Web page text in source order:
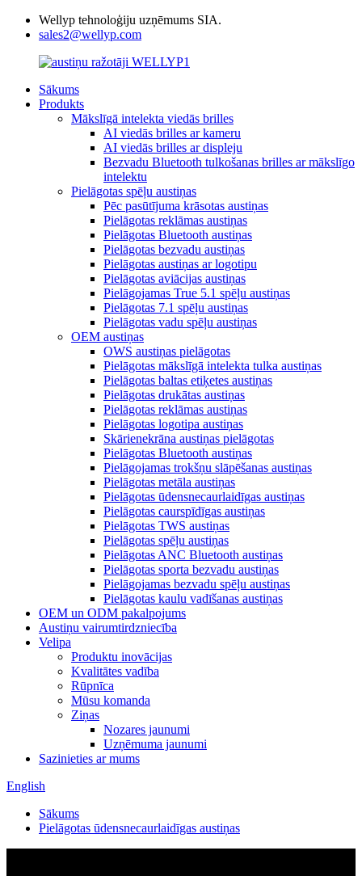
Wellyp tehnoloģiju uzņēmums SIA.
sales2@wellyp.com
Sākums
Produkts
Mākslīgā intelekta viedās brilles
AI viedās brilles ar kameru
AI viedās brilles ar displeju
Bezvadu Bluetooth tulkošanas brilles ar mākslīgo
intelektu
Pielāgotas spēļu austiņas
Pēc pasūtījuma krāsotas austiņas
Pielāgotas reklāmas austiņas
Pielāgotas Bluetooth austiņas
Pielāgotas bezvadu austiņas
Pielāgotas austiņas ar logotipu
Pielāgotas aviācijas austiņas
Pielāgojamas True 5.1 spēļu austiņas
Pielāgotas 7.1 spēļu austiņas
Pielāgotas vadu spēļu austiņas
OEM austiņas
OWS austiņas pielāgotas
Pielāgotas mākslīgā intelekta tulka austiņas
Pielāgotas baltas etiķetes austiņas
Pielāgotas drukātas austiņas
Pielāgotas reklāmas austiņas
Pielāgotas logotipa austiņas
Skārienekrāna austiņas pielāgotas
Pielāgotas Bluetooth austiņas
Pielāgojamas trokšņu slāpēšanas austiņas
Pielāgotas metāla austiņas
Pielāgotas ūdensnecaurlaidīgas austiņas
Pielāgotas caurspīdīgas austiņas
Pielāgotas TWS austiņas
Pielāgotas spēļu austiņas
Pielāgotas ANC Bluetooth austiņas
Pielāgotas sporta bezvadu austiņas
Pielāgojamas bezvadu spēļu austiņas
Pielāgotas kaulu vadīšanas austiņas
OEM un ODM pakalpojums
Austiņu vairumtirdzniecība
Velipa
Produktu inovācijas
Kvalitātes vadība
Rūpnīca
Mūsu komanda
Ziņas
Nozares jaunumi
Uzņēmuma jaunumi
Sazinieties ar mums
English
Sākums
Pielāgotas ūdensnecaurlaidīgas austiņas